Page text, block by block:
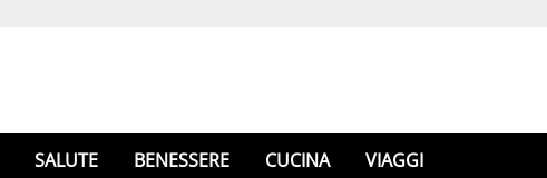
SALUTE BENESSERE CUCINA VIAGGI